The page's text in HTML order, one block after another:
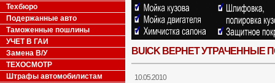
Техбюро
Подержанные авто
Таможенные пошлины
УЧЕТ В ГАИ
Замена В/У
ТЕХОСМОТР
Штрафы автомобилистам
BUICK ВЕРНЕТ УТРАЧЕННЫЕ
10.05.2010